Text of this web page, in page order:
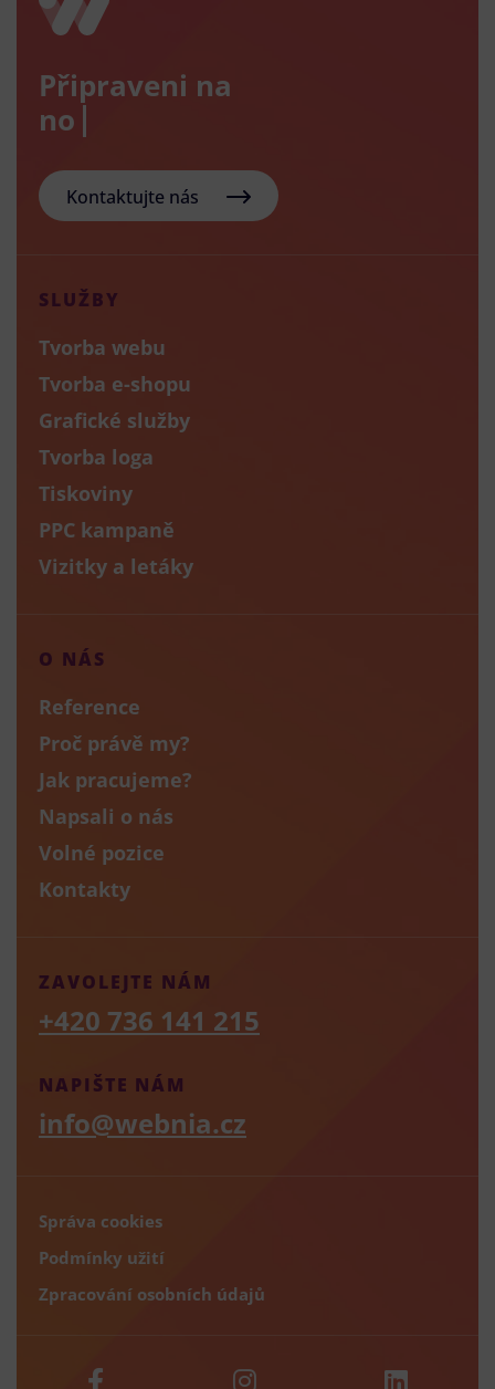
Připraveni na
nový e-
Kontaktujte nás
SLUŽBY
Tvorba webu
Tvorba e-shopu
Grafické služby
Tvorba loga
Tiskoviny
PPC kampaně
Vizitky a letáky
O NÁS
Reference
Proč právě my?
Jak pracujeme?
Napsali o nás
Volné pozice
Kontakty
NAPIŠTE NÁM
info@webnia.cz
ZAVOLEJTE NÁM
+420 736 141 215
Správa cookies
Podmínky užití
Zpracování osobních údajů